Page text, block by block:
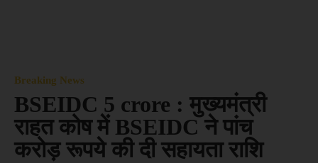
Breaking News
BSEIDC 5 crore : मुख्यमंत्री
राहत कोष में BSEIDC ने पांच
करोड़ रूपये की दी सहायता राशि